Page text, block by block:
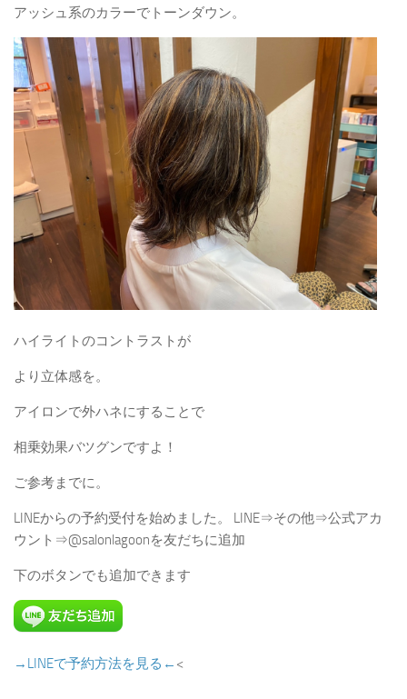
アッシュ系のカラーでトーンダウン。
ハイライトのコントラストが
より立体感を。
アイロンで外ハネにすることで
相乗効果バツグンですよ！
ご参考までに。
LINEからの予約受付を始めました。 LINE⇒その他⇒公式アカ
ウント⇒@salonlagoonを友だちに追加
下のボタンでも追加できます
→LINEで予約方法を見る← <